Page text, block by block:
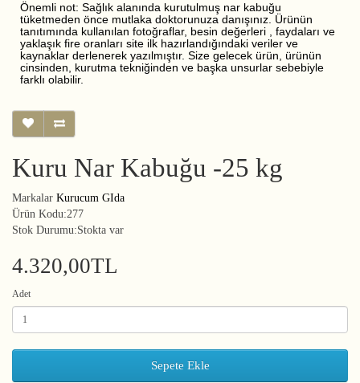
Önemli not: Sağlık alanında kurutulmuş nar kabuğu
tüketmeden önce mutlaka doktorunuza danışınız. Ürünün
tanıtımında kullanılan fotoğraflar, besin değerleri , faydaları ve
yaklaşık fire oranları site ilk hazırlandığındaki veriler ve
kaynaklar derlenerek yazılmıştır. Size gelecek ürün, ürünün
cinsinden, kurutma tekniğinden ve başka unsurlar sebebiyle
farklı olabilir.
Kuru Nar Kabuğu -25 kg
Markalar Kurucum GIda
Ürün Kodu:277
Stok Durumu:Stokta var
4.320,00TL
Adet
Sepete Ekle